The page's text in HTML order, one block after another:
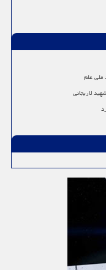
علم
لاریجانی